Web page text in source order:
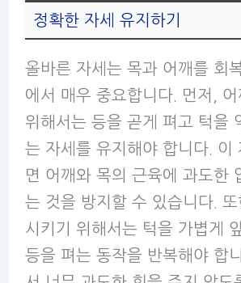
정확한 자세 유지하기
올바른 자세는 목과 어깨를 회
에서 매우 중요합니다. 먼저, 어
위해서는 등을 곧게 펴고 턱을
는 자세를 유지해야 합니다. 이
면 어깨와 목의 근육에 과도한
는 것을 방지할 수 있습니다.
시키기 위해서는 턱을 가볍게
등을 펴는 동작을 반복해야 합